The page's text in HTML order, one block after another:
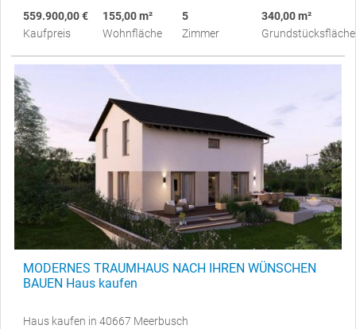
559.900,00 €
Kaufpreis
155,00 m²
Wohnfläche
5
Zimmer
340,00 m²
Grundstücksfläche
MODERNES TRAUMHAUS NACH IHREN WÜNSCHEN
BAUEN Haus kaufen
Haus kaufen in 40667 Meerbusch